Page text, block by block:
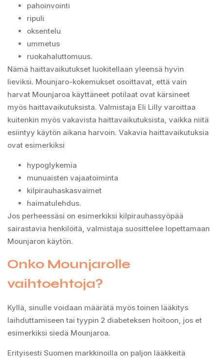
pahoinvointi
ripuli
oksentelu
ummetus
ruokahaluttomuus.
Nämä haittavaikutukset luokitellaan yleensä hyvin
lieviksi. Mounjaro-kokemukset osoittavat, että vain
harvat Mounjaroa käyttäneet potilaat ovat kärsineet
myös haittavaikutuksista. Valmistaja Eli Lilly varoittaa
kuitenkin myös vakavista haittavaikutuksista, vaikka niitä
esiintyy käytön aikana harvoin. Vakavia haittavaikutuksia
ovat esimerkiksi
hypoglykemia
munuaisten vajaatoiminta
kilpirauhaskasvaimet
haimatulehdus.
Jos perheessäsi on esimerkiksi kilpirauhassyöpää
sairastavia henkilöitä, valmistaja suosittelee lopettamaan
Mounjaron käytön.
Onko Mounjarolle
vaihtoehtoja?
Kyllä, sinulle voidaan määrätä myös toinen lääkitys
laihduttamiseen tai tyypin 2 diabeteksen hoitoon, jos et
esimerkiksi siedä Mounjaroa.
Erityisesti Suomen markkinoilla on paljon lääkkeitä